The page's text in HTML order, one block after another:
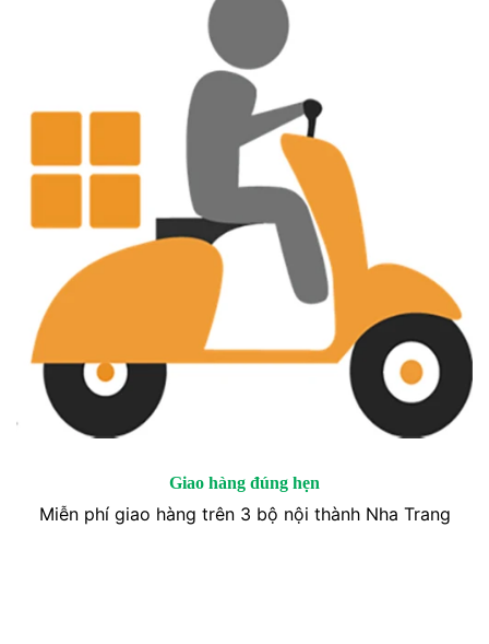
Giao hàng đúng hẹn
Miễn phí giao hàng trên 3 bộ nội thành Nha Trang